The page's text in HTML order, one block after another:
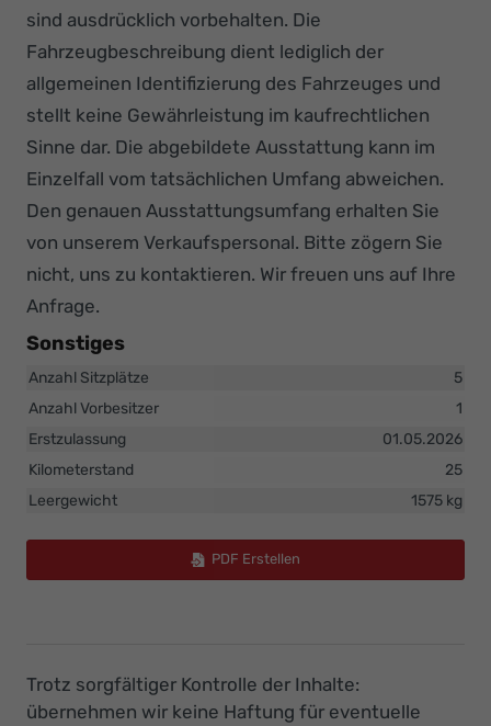
sind ausdrücklich vorbehalten. Die
Fahrzeugbeschreibung dient lediglich der
allgemeinen Identifizierung des Fahrzeuges und
stellt keine Gewährleistung im kaufrechtlichen
Sinne dar. Die abgebildete Ausstattung kann im
Einzelfall vom tatsächlichen Umfang abweichen.
Den genauen Ausstattungsumfang erhalten Sie
von unserem Verkaufspersonal. Bitte zögern Sie
nicht, uns zu kontaktieren. Wir freuen uns auf Ihre
Anfrage.
Sonstiges
Anzahl Sitzplätze
5
Anzahl Vorbesitzer
1
Erstzulassung
01.05.2026
Kilometerstand
25
Leergewicht
1575 kg
PDF Erstellen
Trotz sorgfältiger Kontrolle der Inhalte:
übernehmen wir keine Haftung für eventuelle